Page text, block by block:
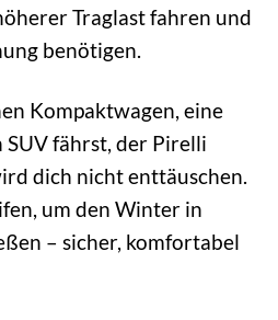
Traglast fahren und
benötigen.
Kompaktwagen, eine
fährst, der Pirelli
dich nicht enttäuschen.
um den Winter in
– sicher, komfortabel